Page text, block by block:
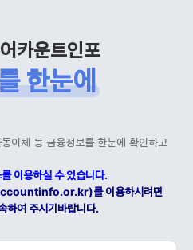
카운트인포
한눈에
이체 등 금융정보를 한눈에 확인하고
이용하실 수 있습니다.
를 이용하시려면
하여 주시기바랍니다.